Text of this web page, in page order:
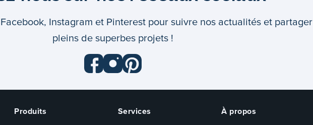
Instagram et Pinterest pour suivre nos actualités et partager
pleins de superbes projets !
Produits Services À propos